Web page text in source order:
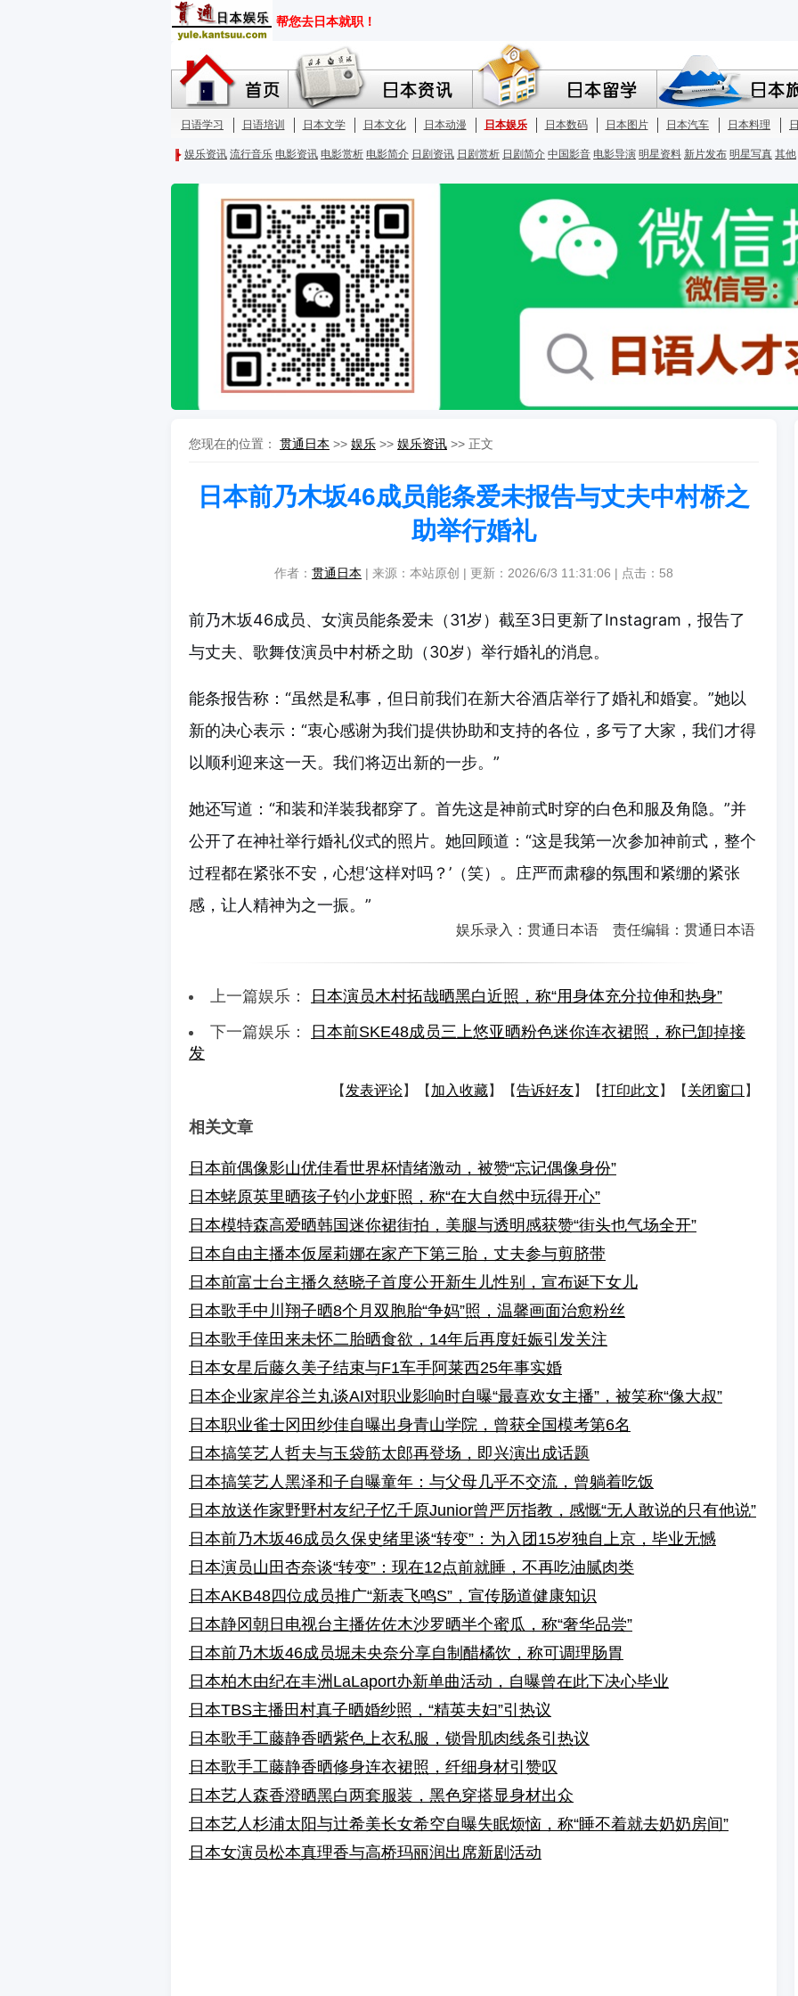
您现在的位置： 贯通日本 >> 娱乐 >> 娱乐资讯 >> 正文
日本前乃木坂46成员能条爱未报告与丈夫中村桥之
助举行婚礼
作者： 贯通日本 | 来源：本站原创 | 更新：2026/6/3 11:31:06 | 点击： 58
前乃木坂46成员、女演员能条爱未（31岁）截至3日更新了Instagram，报告了
与丈夫、歌舞伎演员中村桥之助（30岁）举行婚礼的消息。
能条报告称：“虽然是私事，但日前我们在新大谷酒店举行了婚礼和婚宴。”她以
新的决心表示：“衷心感谢为我们提供协助和支持的各位，多亏了大家，我们才得
以顺利迎来这一天。我们将迈出新的一步。”
她还写道：“和装和洋装我都穿了。首先这是神前式时穿的白色和服及角隐。”并
公开了在神社举行婚礼仪式的照片。她回顾道：“这是我第一次参加神前式，整个
过程都在紧张不安，心想‘这样对吗？’（笑）。庄严而肃穆的氛围和紧绷的紧张
感，让人精神为之一振。”
娱乐录入：贯通日本语 责任编辑：贯通日本语
上一篇娱乐：
日本演员木村拓哉晒黑白近照，称“用身体充分拉伸和热身”
下一篇娱乐：
日本前SKE48成员三上悠亚晒粉色迷你连衣裙照，称已卸掉接
发
【 发表评论】【 加入收藏】【告诉好友】【打印此文 】【 关闭窗口 】
相关文章
日本前偶像影山优佳看世界杯情绪激动，被赞“忘记偶像身份”
日本蛯原英里晒孩子钓小龙虾照，称“在大自然中玩得开心”
日本模特森高爱晒韩国迷你裙街拍，美腿与透明感获赞“街头也气场全开”
日本自由主播本仮屋莉娜在家产下第三胎，丈夫参与剪脐带
日本前富士台主播久慈晓子首度公开新生儿性别，宣布诞下女儿
日本歌手中川翔子晒8个月双胞胎“争妈”照，温馨画面治愈粉丝
日本歌手倖田来未怀二胎晒食欲，14年后再度妊娠引发关注
日本女星后藤久美子结束与F1车手阿莱西25年事实婚
日本企业家岸谷兰丸谈AI对职业影响时自曝“最喜欢女主播”，被笑称“像大叔”
日本职业雀士冈田纱佳自曝出身青山学院，曾获全国模考第6名
日本搞笑艺人哲夫与玉袋筋太郎再登场，即兴演出成话题
日本搞笑艺人黑泽和子自曝童年：与父母几乎不交流，曾躺着吃饭
日本放送作家野野村友纪子忆千原Junior曾严厉指教，感慨“无人敢说的只有他说”
日本前乃木坂46成员久保史绪里谈“转变”：为入团15岁独自上京，毕业无憾
日本演员山田杏奈谈“转变”：现在12点前就睡，不再吃油腻肉类
日本AKB48四位成员推广“新表飞鸣S”，宣传肠道健康知识
日本静冈朝日电视台主播佐佐木沙罗晒半个蜜瓜，称“奢华品尝”
日本前乃木坂46成员堀未央奈分享自制醋橘饮，称可调理肠胃
日本柏木由纪在丰洲LaLaport办新单曲活动，自曝曾在此下决心毕业
日本TBS主播田村真子晒婚纱照，“精英夫妇”引热议
日本歌手工藤静香晒紫色上衣私服，锁骨肌肉线条引热议
日本歌手工藤静香晒修身连衣裙照，纤细身材引赞叹
日本艺人森香澄晒黑白两套服装，黑色穿搭显身材出众
日本艺人杉浦太阳与辻希美长女希空自曝失眠烦恼，称“睡不着就去奶奶房间”
日本女演员松本真理香与高桥玛丽润出席新剧活动